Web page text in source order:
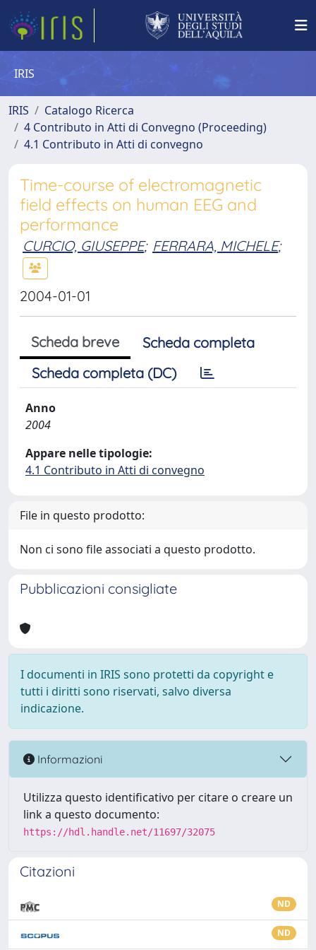
IRIS
IRIS
Catalogo Ricerca
4 Contributo in Atti di Convegno (Proceeding)
4.1 Contributo in Atti di convegno
Time-course of electromagnetic
field effects on human EEG and
performance
CURCIO, GIUSEPPE; FERRARA, MICHELE;
2004-01-01
Scheda breve
Scheda completa
Scheda completa (DC)
Anno
2004
Appare nelle tipologie:
4.1 Contributo in Atti di convegno
File in questo prodotto:
Non ci sono file associati a questo prodotto.
Pubblicazioni consigliate
I documenti in IRIS sono protetti da copyright e
tutti i diritti sono riservati, salvo diversa
indicazione.
Informazioni
Utilizza questo identificativo per citare o creare un
link a questo documento:
https://hdl.handle.net/11697/32075
Citazioni
ND
ND